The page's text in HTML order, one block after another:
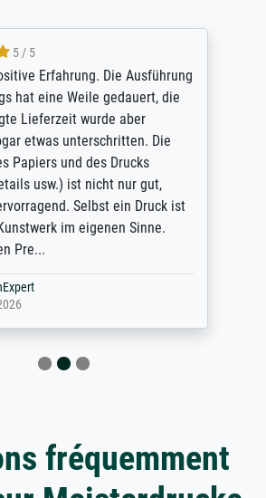
5 / 5
Erfahrung. Die Ausführung
hat eine Weile gedauert, die
Lieferzeit wurde aber
etwas unterschritten. Die
Papiers und des Drucks
usw.) ist nicht nur gut,
Selbst ein Druck ist
im eigenen Sinne.
Pre...
fréquemment